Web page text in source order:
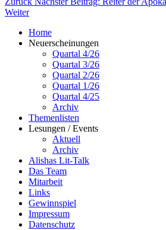
Weiter
Home
Neuerscheinungen
Quartal 4/26
Quartal 3/26
Quartal 2/26
Quartal 1/26
Quartal 4/25
Archiv
Themenlisten
Lesungen / Events
Aktuell
Archiv
Alishas Lit-Talk
Das Team
Mitarbeit
Links
Gewinnspiel
Impressum
Datenschutz